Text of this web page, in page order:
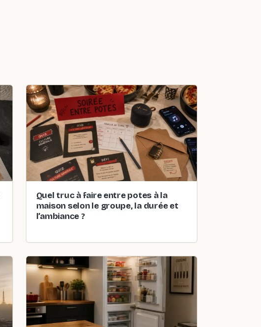
Quel truc à faire entre potes à la
maison selon le groupe, la durée et
l’ambiance ?